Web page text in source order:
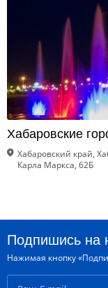
Хабаровские
Хабаровский край,
Карла Маркса, 62Б
Подпишись на
Нажимая кнопку